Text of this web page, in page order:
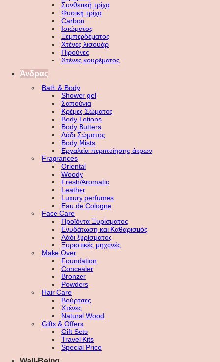
Συνθετική τρίχα
Φυσική τρίχα
Carbon
Ισιώματος
Ξεμπερδέματος
Χτένες λισουάρ
Πιρούνες
Χτένες κουρέματος
Άνδρας
Bath & Body
Shower gel
Σαπούνια
Κρέμες Σώματος
Body Lotions
Body Butters
Λάδι Σώματος
Body Mists
Εργαλεία περιποίησης άκρων
Fragrances
Oriental
Woody
Fresh/Aromatic
Leather
Luxury perfumes
Eau de Cologne
Face Care
Προϊόντα Ξυρίσματος
Ενυδάτωση και Καθαρισμός
Λάδι ξυρίσματος
Ξυριστικές μηχανές
Make Over
Foundation
Concealer
Bronzer
Powders
Hair Care
Βούρτσες
Χτένες
Natural Wood
Gifts & Offers
Gift Sets
Travel Kits
Special Price